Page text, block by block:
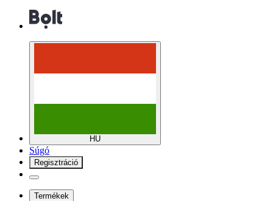
HU
Súgó
Regisztráció
Termékek